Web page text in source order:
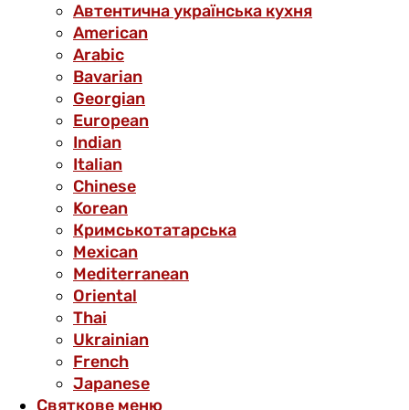
Автентична українська кухня
American
Arabic
Bavarian
Georgian
European
Indian
Italian
Chinese
Korean
Кримськотатарська
Mexican
Mediterranean
Oriental
Thai
Ukrainian
French
Japanese
Святкове меню